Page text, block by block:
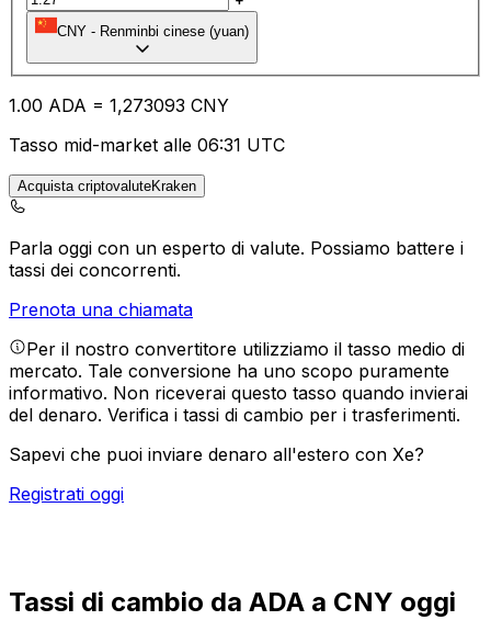
CNY - Renminbi cinese (yuan)
1.00 ADA = 1,273093 CNY
Tasso mid-market alle 06:31 UTC
Acquista criptovaluteKraken
Parla oggi con un esperto di valute. Possiamo battere i
tassi dei concorrenti.
Prenota una chiamata
Per il nostro convertitore utilizziamo il tasso medio di
mercato. Tale conversione ha uno scopo puramente
informativo. Non riceverai questo tasso quando invierai
del denaro. Verifica i tassi di cambio per i trasferimenti.
Sapevi che puoi inviare denaro all'estero con Xe?
Registrati oggi
Tassi di cambio da ADA a CNY oggi